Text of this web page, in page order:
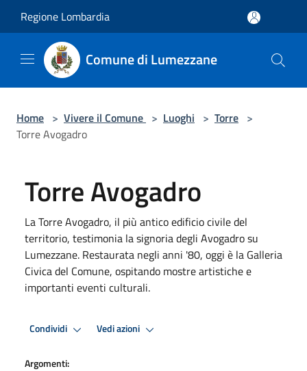
Regione Lombardia
Comune di Lumezzane
Home > Vivere il Comune > Luoghi > Torre >
Torre Avogadro
Torre Avogadro
La Torre Avogadro, il più antico edificio civile del
territorio, testimonia la signoria degli Avogadro su
Lumezzane. Restaurata negli anni '80, oggi è la Galleria
Civica del Comune, ospitando mostre artistiche e
importanti eventi culturali.
Condividi Vedi azioni
Argomenti: